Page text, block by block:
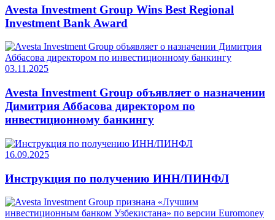
Avesta Investment Group Wins Best Regional
Investment Bank Award
03.11.2025
Avesta Investment Group объявляет о назначении
Димитрия Аббасова директором по
инвестиционному банкингу
16.09.2025
Инструкция по получению ИНН/ПИНФЛ